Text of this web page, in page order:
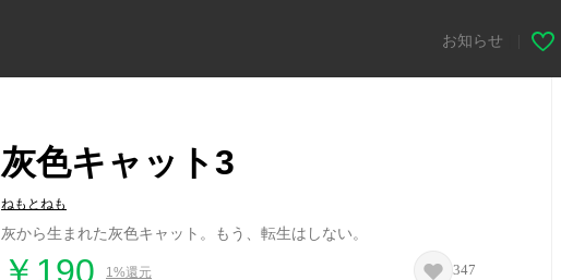
お知らせ
灰色キャット3
ねもとねも
灰から生まれた灰色キャット。もう、転生はしない。
￥190 1%還元 347